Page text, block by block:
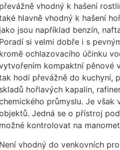
převážně vhodný k hašení
hlavně vhodný k hašení
jako jsou například benzín,
Poradí si velmi dobře i s
kromě ochlazovacího účinku
kompaktní pěnové
hodí převážně do kuchyní,
skladů hořlavých kapalin,
průmyslu. Je
Jedná se o přístroj
možné kontrolovat na
Není vhodný do venkovních